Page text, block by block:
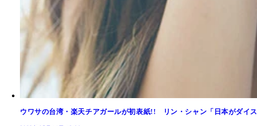
ウワサの台湾・楽天チアガールが初表紙!! リン・シャン「日本がダイ